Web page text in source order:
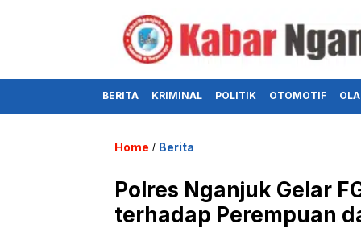
BERITA KRIMINAL POLITIK OTOMOTIF
Home / Berita
Polres Nganjuk Gelar
terhadap Perempuan